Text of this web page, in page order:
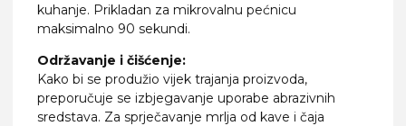
kuhanje. Prikladan za mikrovalnu pećnicu
maksimalno 90 sekundi.
Održavanje i čišćenje:
Kako bi se produžio vijek trajanja proizvoda,
preporučuje se izbjegavanje uporabe abrazivnih
sredstava. Za sprječavanje mrlja od kave i čaja